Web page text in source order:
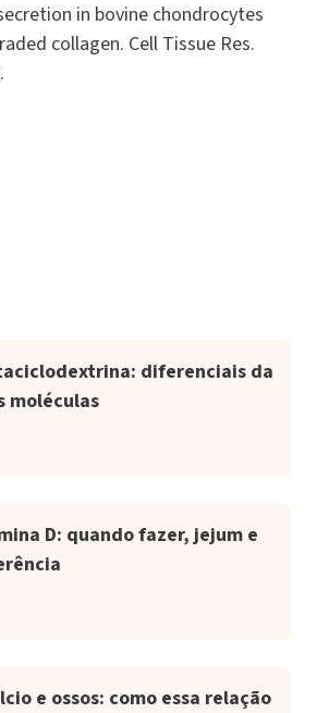
in bovine chondrocytes
collagen. Cell Tissue Res.
diferenciais da
moléculas
D: quando fazer, jejum e
e ossos: como essa relação